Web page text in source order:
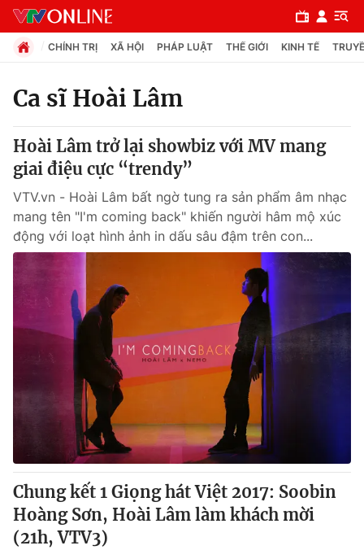
Chuyên mục
Chính trị
Xã hội
Pháp luật
Thế giới
Thế giới đó đây
Câu chuyện quốc tế
Thị trường
Góc doanh nghiệp
Dữ liệu và đời sống
Truyền hình
Phim VTV
Giải trí
CHÍNH TRỊ XÃ HỘI PHÁP LUẬT THẾ GIỚI KINH TẾ
Ca sĩ Hoài Lâm
Hoài Lâm trở lại showbiz với MV mang
giai điệu cực “trendy”
VTV.vn - Hoài Lâm bất ngờ tung ra sản phẩm âm nhạc
mang tên "I'm coming back" khiến người hâm mộ xúc
động với loạt hình ảnh in dấu sâu đậm trên con...
Chung kết 1 Giọng hát Việt 2017: Soobin
Hoàng Sơn, Hoài Lâm làm khách mời
(21h, VTV3)